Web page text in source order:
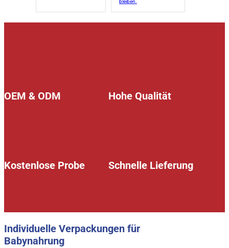
bleiben.
OEM & ODM Hohe Qualität
Kostenlose Probe Schnelle Lieferung
Individuelle Verpackungen für
Babynahrung